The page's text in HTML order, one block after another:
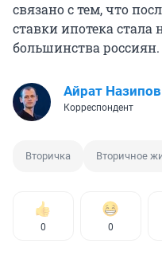
связано с тем, что
ставки ипотека стала
большинства россиян.
Айрат Назипов
Корреспондент
Вторичка Вторичное
0 0